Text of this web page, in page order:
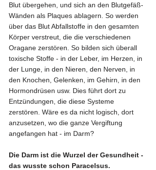
Blut übergehen, und sich an den Blutgefäß-
Wänden als Plaques ablagern. So werden
über das Blut Abfallstoffe in den gesamten
Körper verstreut, die die verschiedenen
Oragane zerstören. So bilden sich überall
toxische Stoffe - in der Leber, im Herzen, in
der Lunge, in den Nieren, den Nerven, in
den Knochen, Gelenken, im Gehirn, in den
Hormondrüsen usw. Dies führt dort zu
Entzündungen, die diese Systeme
zerstören. Wäre es da nicht logisch, dort
anzusetzen, wo die ganze Vergiftung
angefangen hat - im Darm?
Die Darm ist die Wurzel der Gesundheit -
das wusste schon Paracelsus.